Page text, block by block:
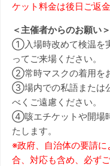
ケット料金は後日ご返金
＜主催者からのお願い＞
①入場時改めて検温を
ってご来場ください。
②常時マスクの着用を
③場内での私語または
べくご遠慮ください。
④咳エチケットや開場
たします。
※政府、自治体の要請
合、対応も含め、必ず